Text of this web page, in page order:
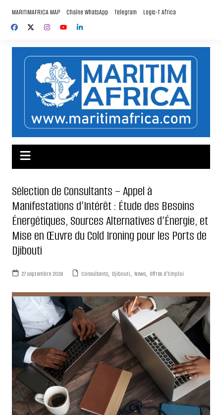
contenu
MARITIMAFRICA MAP Chaîne WhatsApp Telegram Logis-T Africa
Sélection de Consultants – Appel à
Manifestations d’Intérêt : Étude des Besoins
Énergétiques, Sources Alternatives d’Énergie, et
Mise en Œuvre du Cold Ironing pour les Ports de
Djibouti
27 septembre 2024 Consultants, Djibouti, News, Offres d'Emploi